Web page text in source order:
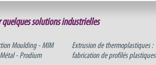
quelques solutions industrielles
Moulding - MIM
- Prodium
Extrusion de thermoplastiques :
fabrication de profilés plastiques